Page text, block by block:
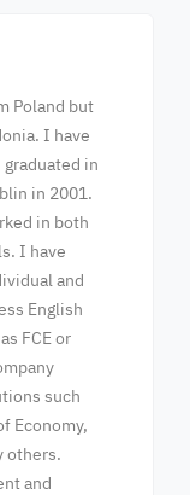
Poland but
I have
in
in 2001.
in both
I have
and
English
FCE or
such
Economy,
others.
and